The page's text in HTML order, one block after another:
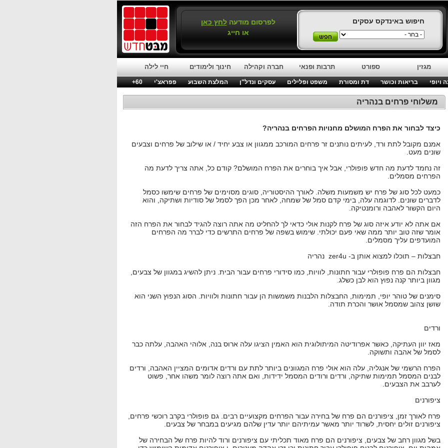
חיפוש באינדקס עסקים לפרסום מודעהלחץ כאן
או חייג
מגזין ספורט תרבות ופנאי חברה וקהילה חינוך ולימודים חיי לילה
ויופי בריאות וכושר דת ומסורת משפט ופלילים עסקים ונדל"ן המלצת השבוע פפראצ'י
60+
משלוחי פרחים בנהריה
כיצד לבחור את הפרח המושלם מחנויות הפרחים בנהריה?
אמנם מקובל לתת ורד, לעיתים נותנים זר פרחים המורכב ממגוון או צבע יחיד / או שילוב של פרחים וצבעים
שונים מעט.
זה נחמד לדעת מה חדש פופולרי, אבל איך בוחרים את הפרח המושלם? קודם כל, אתה צריך לדעת מה
הפרחים מסמלים.
כמעט לכל סוג של פרח יש משמעות משלה. לאורך ההיסטוריה, סוגים מסוימים של פרחים שימשו כסמל
לדברים שונים. לדוגמה עלה, בימי קדם סמל של שמחה, לאחר מכן הפך לסמל של סודיות ושתיקה, והוא
היום הקשור לאהבה ורומנטיקה.
אם אתה לא יודע איזה סוג של פרח לקנות אולי כדאי לך להחליט מה אתה רוצה להגיד לבחור את הפרח הזה
אומר שזה טוב יותר ממה שאי פעם יכולתי. שימוש בשפה של פרחים התרשים כדי לברר מה הפרחים
המועדפים עליך מסמלים.
חבצלות – תוכלו למצוא אותן ב- zer4u נהריה
חבצלות הם פרח פופולרי עבור חתונות, לוויות, כמו סידורי פרחים עבור הבית. ניתן להשיג במגוון של צבעים,
מגוון ביותר קנה נפוץ הוא לבן כשלג.
סימנים של טוהר יופי, תמימות, החבצלות הלבנות משמשות הן עבור חתונות ולוויות. הסוג הנפוץ השני הוא
שושן צהוב שמסמל אושר והכרת תודה.
ורדים
מאז יוון העתיקה, כאשר אפרודיטה המיתולוגית הוא האמין הציגו עלה ארוס בנה, אלוהי האהבה, עלתה כבר
לסמל של אהבה ותשוקה.
הפרח הרשמי של אנגליה, עלה הוא אולי פרח המגוונים ביותר לתת עם ורדים אדומים המציין האהבה, ורדים
לבנים המסמל תמימות שתיקה, ורדים ורודים המסמל ידידות, ואם אתה רוצה לומר משהו אחר, פשוט
לערבב את הצבעים.
ציפורנים
פרח לאורך זמן, ציפורנים הם פרח של בחירה עבור הפרחים מקצועיים רבים. גם פופולרי בקרב רוכשי פרחים,
ציפורנים זולים יחסית, לשרוד יותר מאשר עמיתיהם יותר עדין שלהם מגיעים במבחר של צבעים.
בשל מגוון רחב של צבעים, ציפורנים הם פרח מאוד תכליתי עם ציפורנים ורוד להיות פרח של הבחירה של